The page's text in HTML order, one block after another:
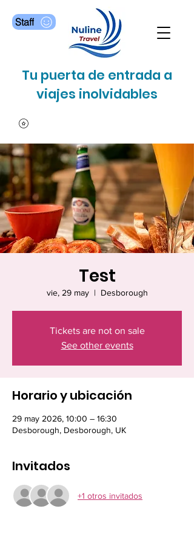
Staff
Tu puerta de entrada a
viajes inolvidables
Test
vie, 29 may
  |
Desborough
Tickets are not on sale
See other events
Horario y ubicación
29 may 2026, 10:00 – 16:30
Desborough, Desborough, UK
Invitados
+1 otros invitados